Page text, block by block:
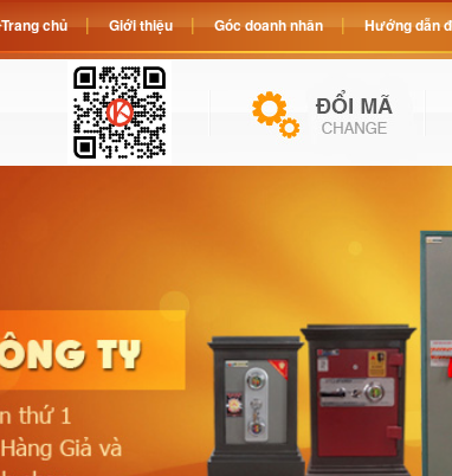
Trang chủ Giới thiệu Góc doanh nhân Hướng dẫn